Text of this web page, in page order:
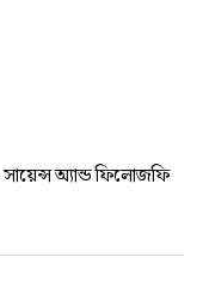
সায়েন্স অ্যান্ড ফিলোজফি